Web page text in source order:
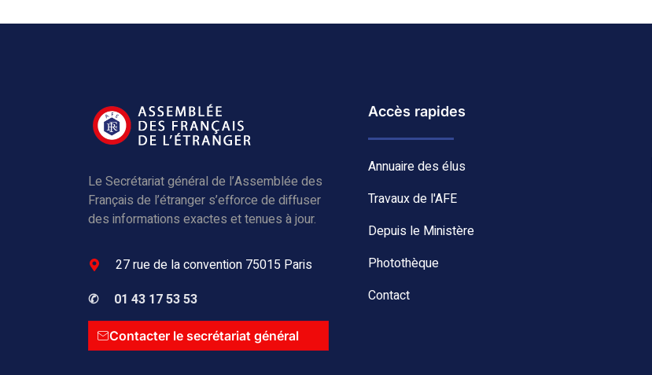
Le Secrétariat général de l’Assemblée des
Français de l’étranger s’efforce de diffuser
des informations exactes et tenues à jour.
27 rue de la convention 75015 Paris
✆01 43 17 53 53
Contacter le secrétariat général
Accès rapides
Annuaire des élus
Travaux de l'AFE
Depuis le Ministère
Photothèque
Contact